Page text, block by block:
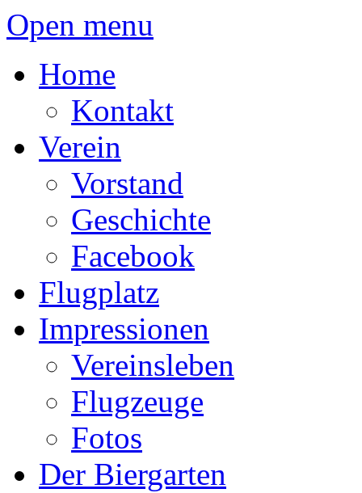
Open menu
Home
Kontakt
Verein
Vorstand
Geschichte
Facebook
Flugplatz
Impressionen
Vereinsleben
Flugzeuge
Fotos
Der Biergarten